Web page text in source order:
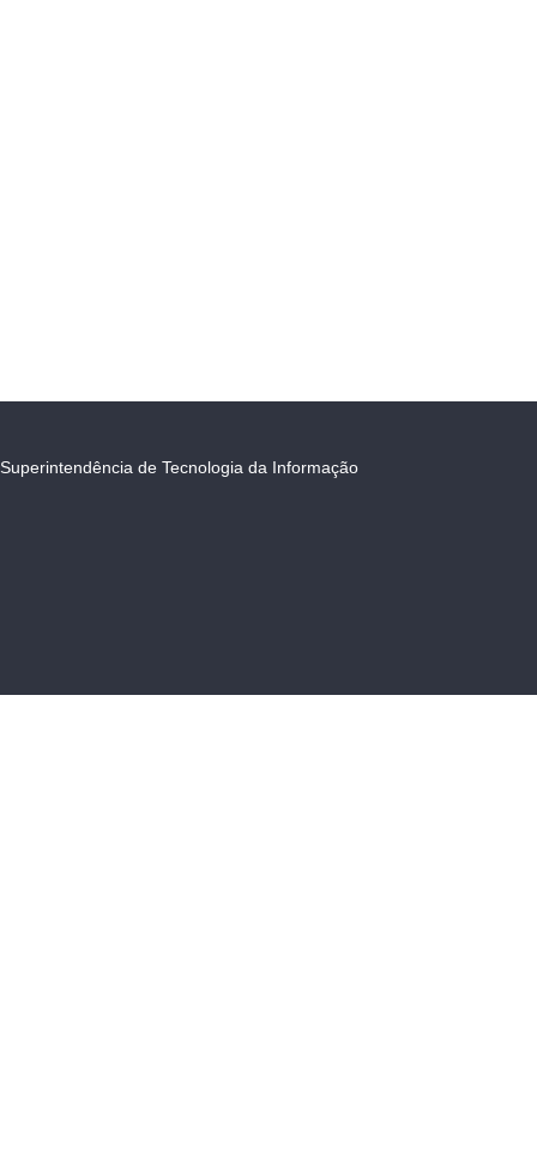
Superintendência de Tecnologia da Informação